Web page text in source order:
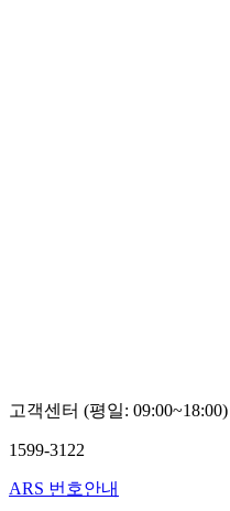
고객센터 (평일: 09:00~18:00)
1599-3122
ARS 번호안내